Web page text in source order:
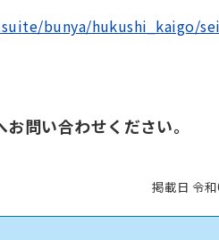
bunya/hukushi_kaigo/
問い合わせください。
掲載日 令